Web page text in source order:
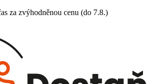
za zvýhodněnou cenu (do 7.8.)